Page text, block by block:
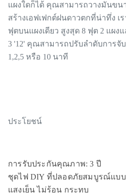
แผงใดก็ได้ คุณสามารถวางมันขน
สร้างเอฟเฟกต์ฝนดาวตกที่น่าทึ่ง เ
ฟุตบนแผงเดียว สูงสุด 8 ฟุต 2 แผ
3 '12' คุณสามารถปรับลำดับการจับ
1,2,5 หรือ 10 นาที
ประโยชน์
การรับประกันคุณภาพ: 3 ปี
ชุดไฟ DIY ที่ปลอดภัยสมบูรณ์แบบ
แสงเย็น ไม่ร้อน กระทบ